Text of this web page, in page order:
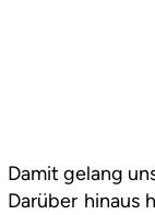
Damit gelang
Darüber hinaus